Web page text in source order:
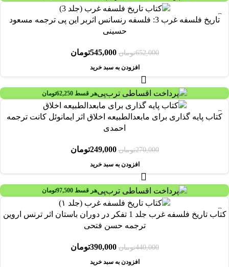
تاریخ فلسفه غرب 3: فلسفه رنسانس اثربر این پی ترجمه مسعود
حسینی
652,000تومان 545,000تومان
افزودن به سبد خرید
هر قسط 62,250تومان
کتاب پایه گذاری برای مابعدالطبیعه اخلاق اثر ایمانوئل کانت ترجمه
احمدی
270,000تومان 249,000تومان
افزودن به سبد خرید
هر قسط 97,500تومان
کتاب تاریخ فلسفه غرب جلد 1 تفکر در دوران باستان اثر ترنس اروین
ترجمه حسن فتحی
440,000تومان 390,000تومان
افزودن به سبد خرید